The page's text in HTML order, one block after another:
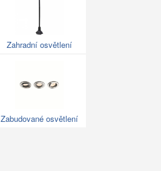
Zahradní osvětlení
Zabudované osvětlení